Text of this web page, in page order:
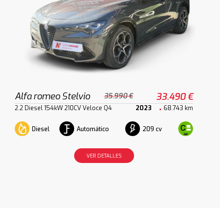
Alfa romeo Stelvio 35.990 € 33.490 €
2.2 Diesel 154kW 210CV Veloce Q4 2023 68.743 km
Diesel Automático 209 cv
VER DETALLES